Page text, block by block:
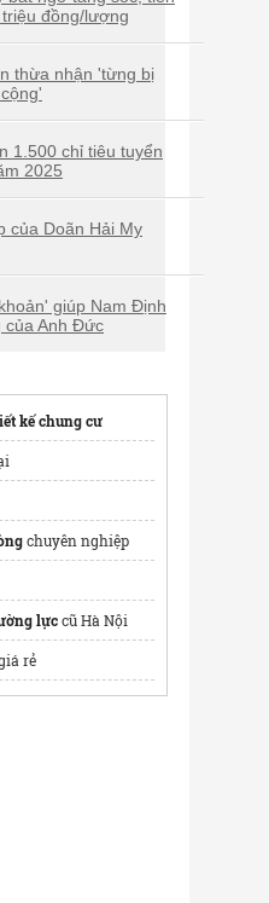
đồng/lượng
thừa nhận 'từng bị
1.500 chỉ tiêu tuyển
2025
của Doãn Hải My
giúp Nam Định
của Anh Đức
kế chung cư
chuyên nghiệp
lựccũ Hà Nội
rẻ